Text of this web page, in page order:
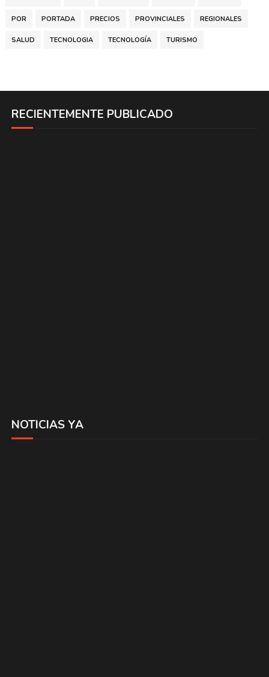
POR PORTADA PRECIOS PROVINCIALES REGIONALES
SALUD TECNOLOGIA TECNOLOGÍA TURISMO
RECIENTEMENTE PUBLICADO
NOTICIAS YA